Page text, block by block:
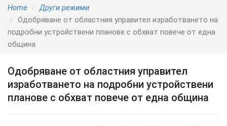
Home
Други режими
Одобряване от областния управител изработването на
подробни устройствени планове с обхват повече от една
община
Одобряване от областния управител
изработването на подробни устройствени
планове с обхват повече от една община